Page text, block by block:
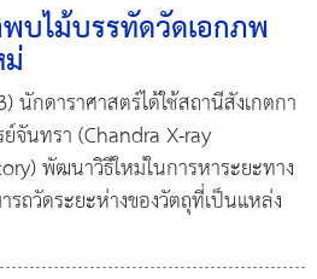
บไม้บรรทัดวัดเอกภพ
นักดาราศาสตร์ได้ใช้สถานีสังเกตกา
จันทรา (Chandra X-ray
พัฒนาวิธีใหม่ในการหาระยะทาง
ถวัดระยะห่างของวัตถุที่เป็นแหล่ง